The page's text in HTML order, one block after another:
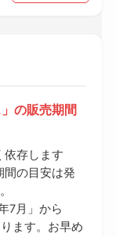
の販売期間
依存します
間の目安は発
7月」から
ます。お早め